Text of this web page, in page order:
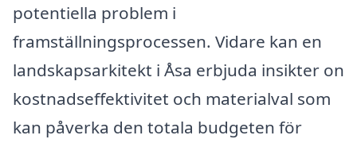
potentiella problem i
framställningsprocessen. Vidare kan en
landskapsarkitekt i Åsa erbjuda insikter on
kostnadseffektivitet och materialval som
kan påverka den totala budgeten för